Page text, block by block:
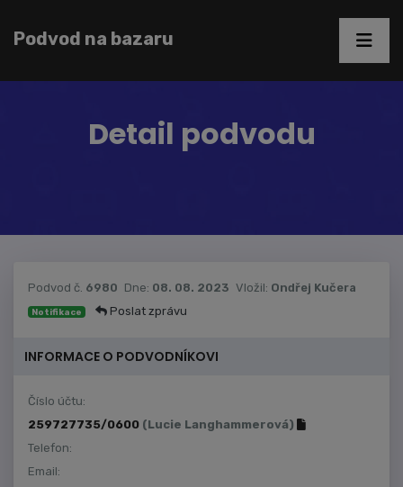
Podvod na bazaru
Detail podvodu
Podvod č. 6980 Dne: 08. 08. 2023 Vložil: Ondřej Kučera
Notifikace Poslat zprávu
INFORMACE O PODVODNÍKOVI
Číslo účtu:
259727735/0600 (Lucie Langhammerová)
Telefon:
Email: